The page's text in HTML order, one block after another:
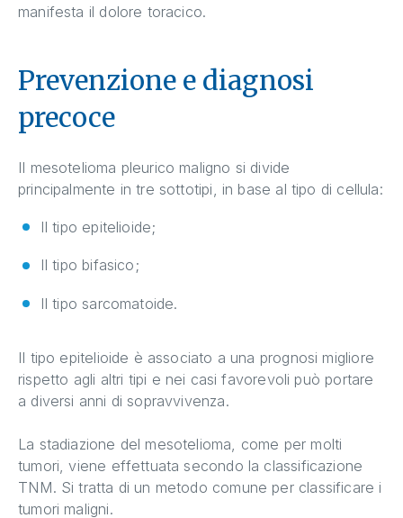
manifesta il dolore toracico.
Prevenzione e diagnosi
precoce
Il mesotelioma pleurico maligno si divide
principalmente in tre sottotipi, in base al tipo di cellula:
Il tipo epitelioide;
Il tipo bifasico;
Il tipo sarcomatoide.
Il tipo epitelioide è associato a una prognosi migliore
rispetto agli altri tipi e nei casi favorevoli può portare
a diversi anni di sopravvivenza.
La stadiazione del mesotelioma, come per molti
tumori, viene effettuata secondo la classificazione
TNM. Si tratta di un metodo comune per classificare i
tumori maligni.